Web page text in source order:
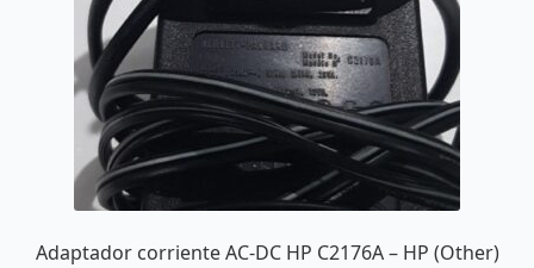
Adaptador corriente AC-DC HP C2176A – HP (Other)